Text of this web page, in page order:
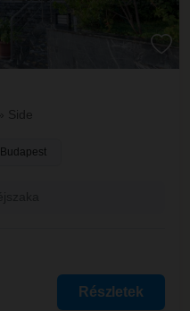
» Side
| Budapest
Részletek